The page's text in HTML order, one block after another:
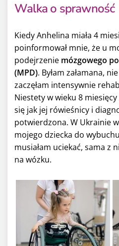
Walka o sprawność
Kiedy Anhelina miała 4
poinformował mnie, że u
podejrzenie mózgowego
(MPD). Byłam załamana,
zaczęłam intensywnie
Niestety w wieku 8
się jak jej rówieśnicy i
potwierdzona. W Ukrainie
mojego dziecka do
musiałam uciekać, sama z
na wózku.